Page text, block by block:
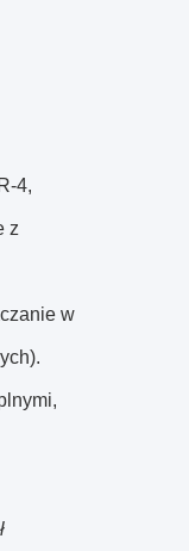
4,
z
w